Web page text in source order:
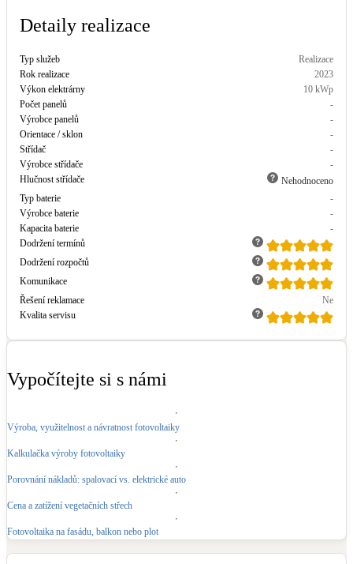
Stínicí technika
Detaily realizace
Typ služeb
Realizace
Rok realizace
2023
Výkon elektrárny
10 kWp
Počet panelů
-
Výrobce panelů
-
Orientace / sklon
-
Střídač
-
Výrobce střídače
-
Hlučnost střídače
Nehodnoceno
Typ baterie
-
Výrobce baterie
-
Kapacita baterie
-
Dodržení termínů
Dodržení rozpočtů
Komunikace
Řešení reklamace
Ne
Kvalita servisu
Vypočítejte si s námi
Výroba, využitelnost a návratnost fotovoltaiky
Kalkulačka výroby fotovoltaiky
Porovnání nákladů: spalovací vs. elektrické auto
Cena a zatížení vegetačních střech
Fotovoltaika na fasádu, balkon nebo plot